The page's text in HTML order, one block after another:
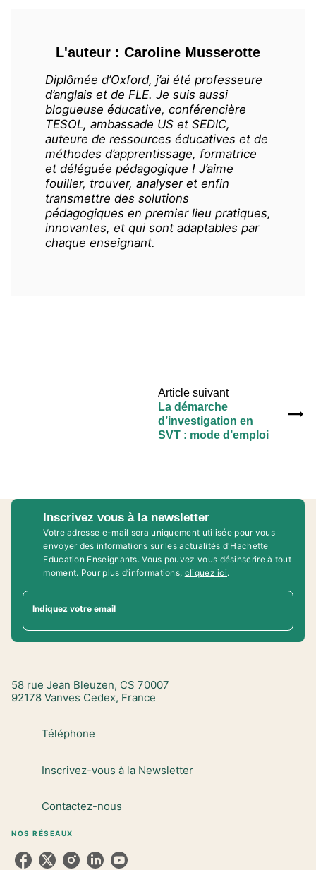
L'auteur : Caroline Musserotte
Diplômée d’Oxford, j’ai été professeure
d’anglais et de FLE. Je suis aussi
blogueuse éducative, conférencière
TESOL, ambassade US et SEDIC,
auteure de ressources éducatives et de
méthodes d’apprentissage, formatrice
et déléguée pédagogique ! J’aime
fouiller, trouver, analyser et enfin
transmettre des solutions
pédagogiques en premier lieu pratiques,
innovantes, et qui sont adaptables par
chaque enseignant.
Article suivant
La démarche
d’investigation en
SVT : mode d’emploi
Inscrivez vous à la newsletter
Votre adresse e-mail sera uniquement utilisée pour vous
envoyer des informations sur les actualités d'Hachette
Education Enseignants. Vous pouvez vous désinscrire à tout
moment. Pour plus d’informations, cliquez ici.
Indiquez votre email
58 rue Jean Bleuzen, CS 70007
92178 Vanves Cedex, France
Téléphone
Inscrivez-vous à la Newsletter
Contactez-nous
NOS RÉSEAUX